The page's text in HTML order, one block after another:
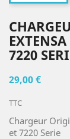
7220
29,00 €
TTC
Chargeur
et 7220 Serie